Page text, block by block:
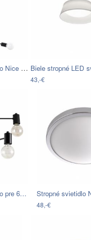
Čierne stropné svietidlo Nice Lamps…
43,-€
pre 6…
48,-€